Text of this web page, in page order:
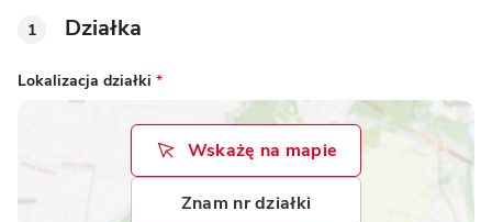
1 Działka
Lokalizacja działki *
Wskażę na mapie
Znam nr działki